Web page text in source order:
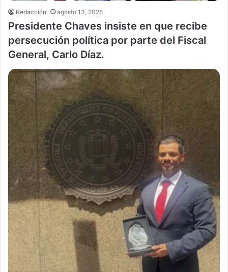
Redacción agosto 13, 2025
Presidente Chaves insiste en que recibe
persecución política por parte del Fiscal
General, Carlo Díaz.